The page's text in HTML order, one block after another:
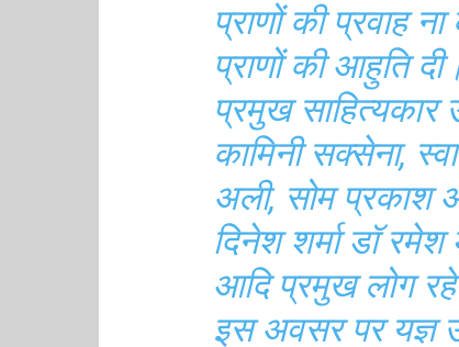
प्राणों की प्रवाह
प्राणों की आहुति
प्रमुख साहित्यकार
कामिनी सक्सेना,
अली, सोम प्रकाश
दिनेश शर्मा डॉ रमेश
आदि प्रमुख लोग
इस अवसर पर यज्ञ